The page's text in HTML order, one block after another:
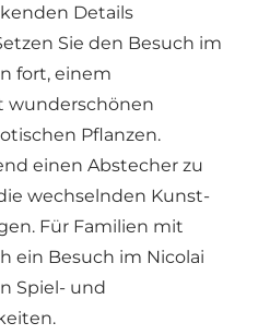
Details
Sie den Besuch im
fort, einem
wunderschönen
Pflanzen.
einen Abstecher zu
wechselnden Kunst-
Für Familien mit
ein Besuch im Nicolai
Spiel- und